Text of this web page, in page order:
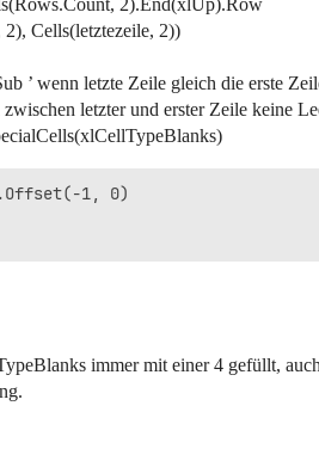
2).End(xlUp).Row
Cells(letztezeile, 2))
’ wenn letzte Zeile gleich die erste
letzter und erster Zeile keine
1, 0)
immer mit einer 4 gefüllt,